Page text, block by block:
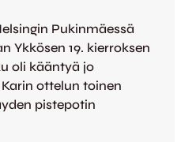
Pukinmäessä
Ykkösen 19. kierroksen
oli kääntyä jo
ottelun toinen
pistepotin